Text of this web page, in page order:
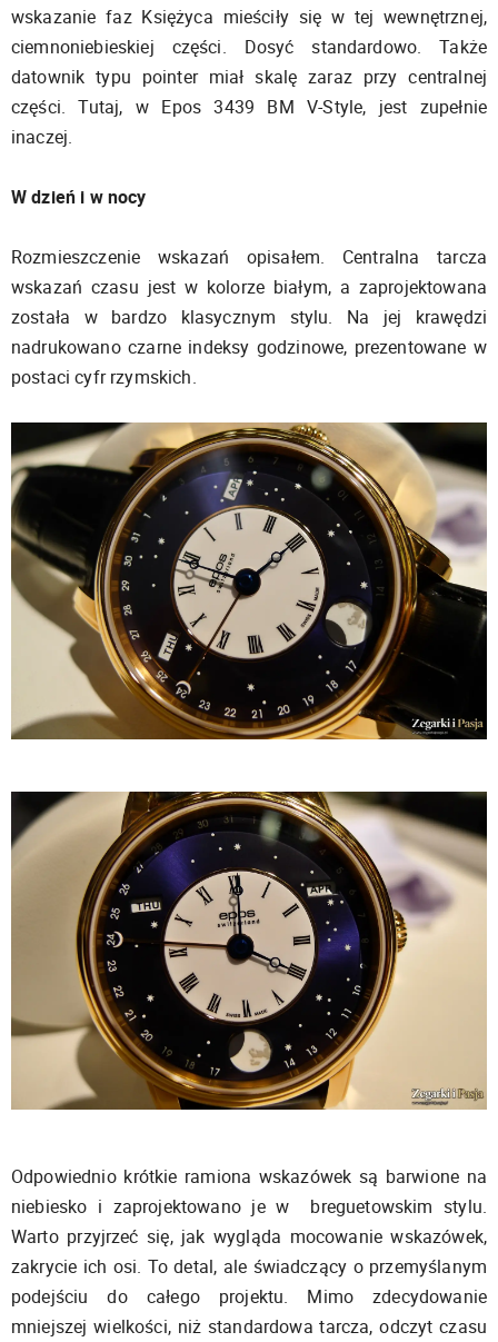
wskazanie faz Księżyca mieściły się w tej wewnętrznej,
ciemnoniebieskiej części. Dosyć standardowo. Także
datownik typu pointer miał skalę zaraz przy centralnej
części. Tutaj, w Epos 3439 BM V-Style, jest zupełnie
inaczej.
W dzień i w nocy
Rozmieszczenie wskazań opisałem. Centralna tarcza
wskazań czasu jest w kolorze białym, a zaprojektowana
została w bardzo klasycznym stylu. Na jej krawędzi
nadrukowano czarne indeksy godzinowe, prezentowane w
postaci cyfr rzymskich.
Odpowiednio krótkie ramiona wskazówek są barwione na
niebiesko i zaprojektowano je w breguetowskim stylu.
Warto przyjrzeć się, jak wygląda mocowanie wskazówek,
zakrycie ich osi. To detal, ale świadczący o przemyślanym
podejściu do całego projektu. Mimo zdecydowanie
mniejszej wielkości, niż standardowa tarcza, odczyt czasu